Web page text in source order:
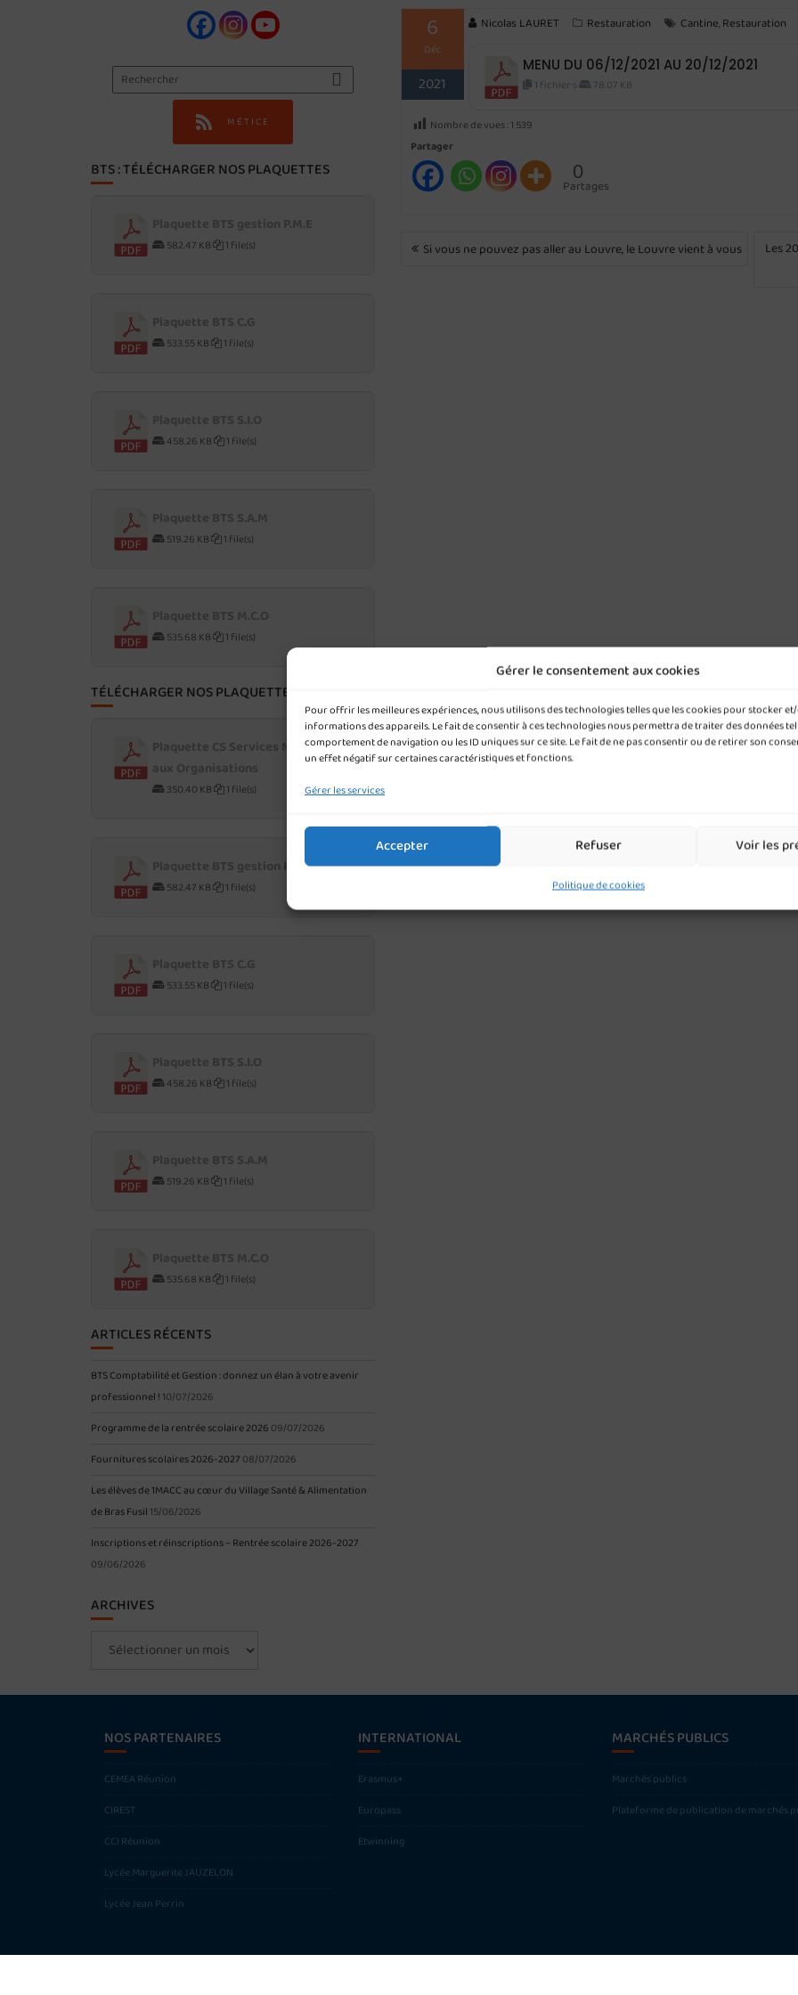
Gérer le consentement aux cookies
Pour offrir les meilleures expériences, nous utilisons des technologies telles que les cookies pour stocker
informations des appareils. Le fait de consentir à ces technologies nous permettra de traiter des données
comportement de navigation ou les ID uniques sur ce site. Le fait de ne pas consentir ou de retirer son
un effet négatif sur certaines caractéristiques et fonctions.
Gérer les services
Accepter Refuser Voir les
Politique de cookies
6
Déc
2021
Nicolas LAURET Restauration Cantine, Restauration
MENU DU 06/12/2021 AU 20/12/2021
1 fichier·s 78.07 KB
Nombre de vues :1 539
Partager
0
Partages
NAVIGATION
DE Si vous ne pouvez pas aller au Louvre, le Louvre vient à vous
Les
MÉTICE
BTS : TÉLÉCHARGER NOS PLAQUETTES
582.47 KB 1 file(s)
533.55 KB 1 file(s)
458.26 KB 1 file(s)
519.26 KB 1 file(s)
535.68 KB 1 file(s)
TÉLÉCHARGER NOS PLAQUETTES POST-BAC
Plaquette CS Services Numériques
350.40 KB 1 file(s)
Plaquette BTS gestion P.M.E
582.47 KB 1 file(s)
533.55 KB 1 file(s)
458.26 KB 1 file(s)
519.26 KB 1 file(s)
535.68 KB 1 file(s)
ARTICLES RÉCENTS
BTS Comptabilité et Gestion : donnez un élan à votre avenir
professionnel ! 10/07/2026
Programme de la rentrée scolaire 2026 09/07/2026
Fournitures scolaires 2026-2027 08/07/2026
Les élèves de 1MACC au cœur du Village Santé & Alimentation
de Bras Fusil 15/06/2026
Inscriptions et réinscriptions – Rentrée scolaire 2026-2027
09/06/2026
ARCHIVES
NOS PARTENAIRES
CEMEA Réunion
CIREST
CCI Réunion
Lycée Marguerite JAUZELON
Lycée Jean Perrin
INTERNATIONAL
Erasmus+
Europass
Etwinning
MARCHÉS PUBLICS
Marchés publics
Plateforme de publication de marchés